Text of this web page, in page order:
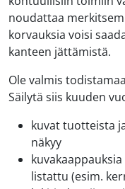
noudattaa
korvauksia voisi
kanteen jättämistä.
Ole valmis
Säilytä siis kuuden
kuvat tuotteista
näkyy
listattu (esim.